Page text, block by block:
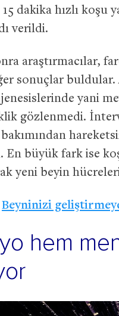
dakika hızlı
verildi.
araştırmacılar,
sonuçlar buldular.
yani
gözlenmedi.
En büyük fark ise
yeni beyin
Beyninizi
hem